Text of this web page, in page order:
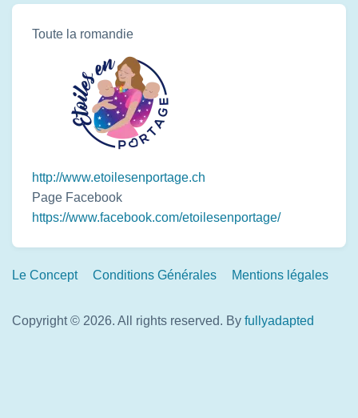
Toute la romandie
http://www.etoilesenportage.ch
Page Facebook
https://www.facebook.com/etoilesenportage/
Footer
Le Concept Conditions Générales Mentions légales
Copyright © 2026. All rights reserved. By fullyadapted